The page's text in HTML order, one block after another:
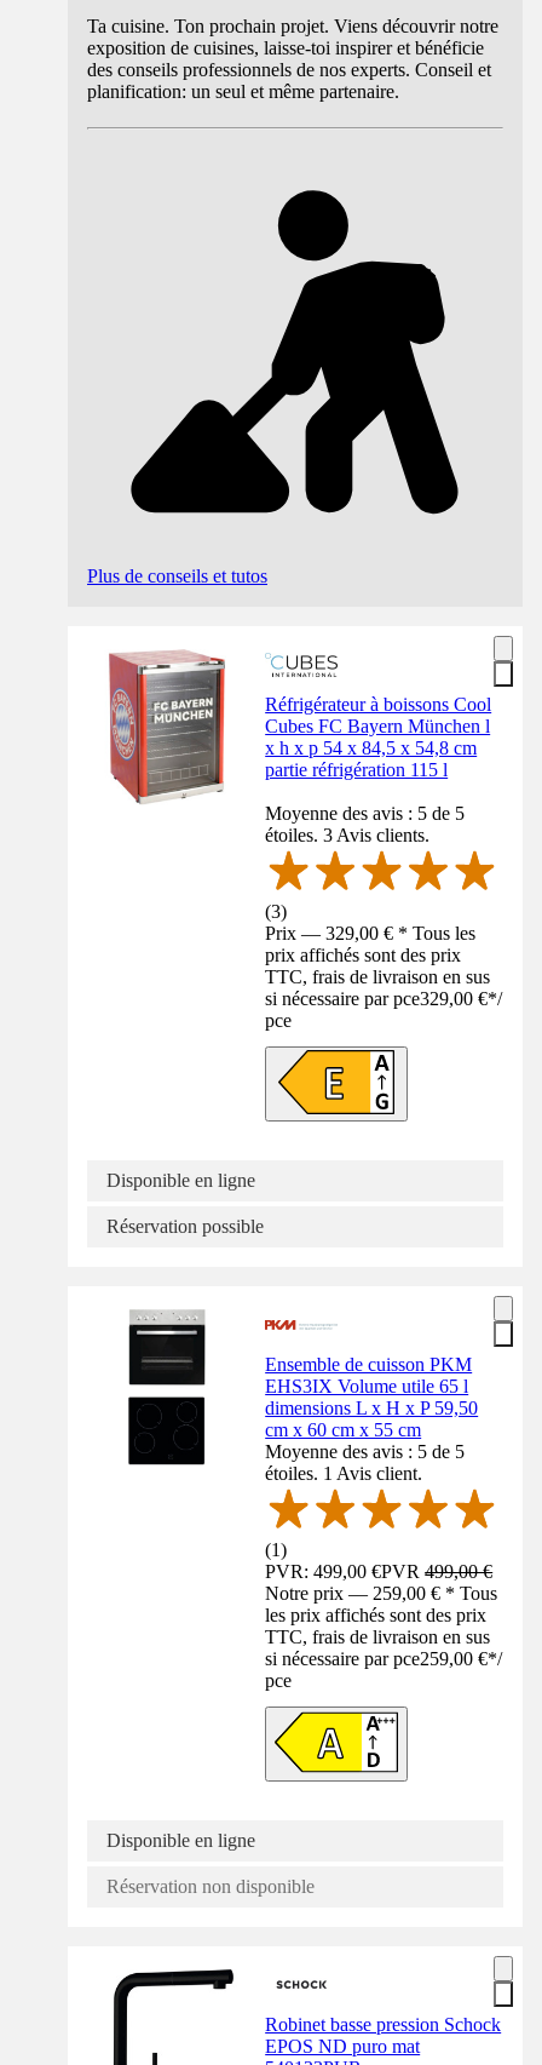
Ta cuisine. Ton prochain projet. Viens découvrir notre
exposition de cuisines, laisse-toi inspirer et bénéficie
des conseils professionnels de nos experts. Conseil et
planification: un seul et même partenaire.
Plus de conseils et tutos
Réfrigérateur à boissons Cool
Cubes FC Bayern München l
x h x p 54 x 84,5 x 54,8 cm
partie réfrigération 115 l
Moyenne des avis : 5 de 5
étoiles. 3 Avis clients.
(3)
Prix — 329,00 € * Tous les
prix affichés sont des prix
TTC, frais de livraison en sus
si nécessaire par pce329,00 €*/
pce
Disponible en ligne
Réservation possible
Ensemble de cuisson PKM
EHS3IX Volume utile 65 l
dimensions L x H x P 59,50
cm x 60 cm x 55 cm
Moyenne des avis : 5 de 5
étoiles. 1 Avis client.
(1)
PVR: 499,00 €PVR499,00 €
Notre prix — 259,00 € * Tous
les prix affichés sont des prix
TTC, frais de livraison en sus
si nécessaire par pce259,00 €*/
pce
Disponible en ligne
Réservation non disponible
Robinet basse pression Schock
EPOS ND puro mat